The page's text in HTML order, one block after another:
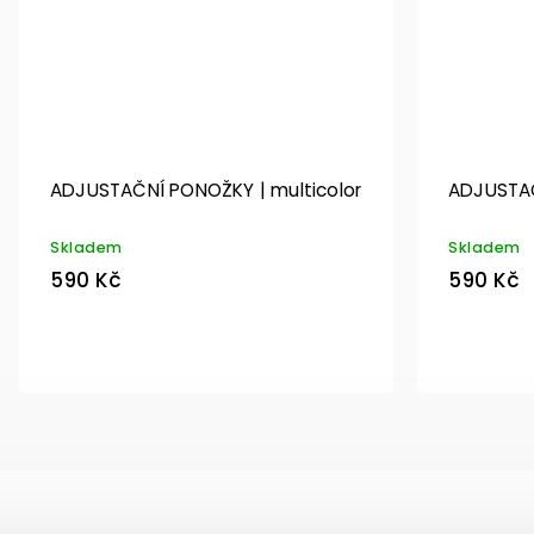
ADJUSTAČNÍ PONOŽKY | multicolor
Skladem
590 Kč
Skladem
590 Kč